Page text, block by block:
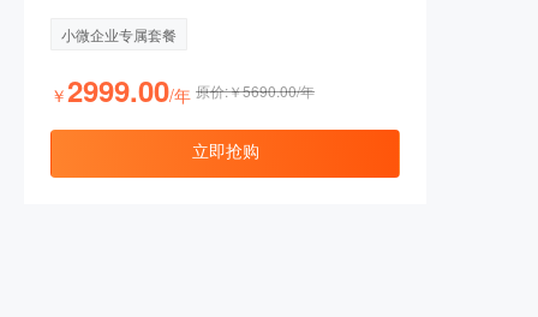
小微企业专属套餐
￥2999.00/年 原价:￥5690.00/年
立即抢购